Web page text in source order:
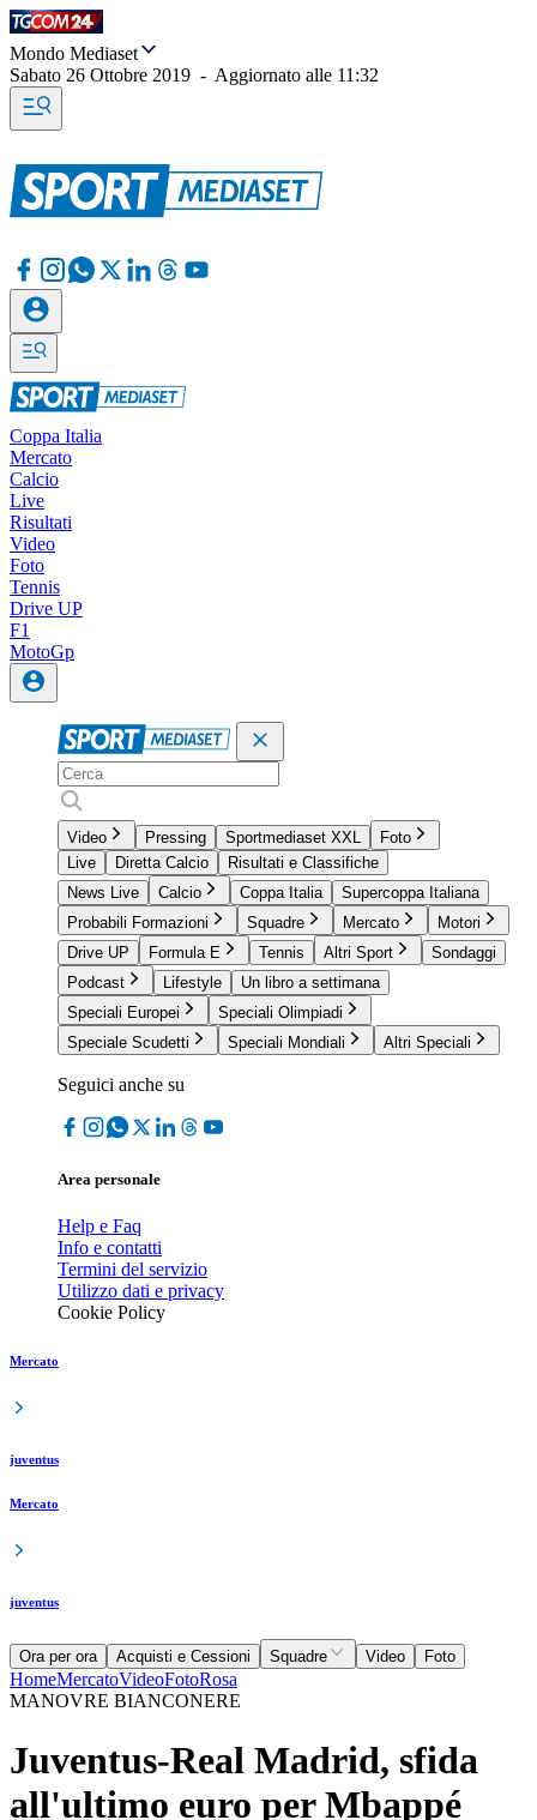
Mondo Mediaset
Sabato 26 Ottobre 2019 - Aggiornato alle 11:32
Coppa Italia
Mercato
Calcio
Live
Risultati
Video
Foto
Tennis
Drive UP
F1
MotoGp
Video Pressing Sportmediaset XXL
Foto
Live
Diretta Calcio
Risultati e Classifiche
News Live
Calcio Coppa Italia
Supercoppa Italiana
Probabili Formazioni
Squadre Mercato
Motori
Drive UP
Formula E Tennis Altri Sport
Sondaggi
Podcast
Lifestyle
Un libro a settimana
Speciali Europei
Speciali Olimpiadi
Speciale Scudetti
Speciali Mondiali Altri Speciali
Seguici anche su
Area personale
Help e Faq
Info e contatti
Termini del servizio
Utilizzo dati e privacy
Cookie Policy
Mercato
juventus
Mercato
juventus
Ora per ora Acquisti e Cessioni Squadre Video Foto
HomeMercatoVideoFotoRosa
MANOVRE BIANCONERE
Juventus-Real Madrid, sfida
all'ultimo euro per Mbappé